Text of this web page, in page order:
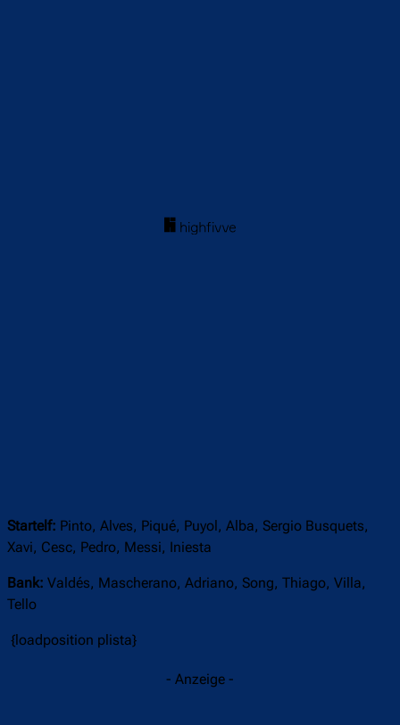
Startelf: Pinto, Alves, Piqué, Puyol, Alba, Sergio Busquets,
Xavi, Cesc, Pedro, Messi, Iniesta
Bank: Valdés, Mascherano, Adriano, Song, Thiago, Villa,
Tello
{loadposition plista}
- Anzeige -